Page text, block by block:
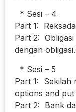
* Sesi – 4
Part 1:
Part 2:
dengan obligasi.
* Sesi – 5
Part 1: Sekilah
options and
Part 2: Bank